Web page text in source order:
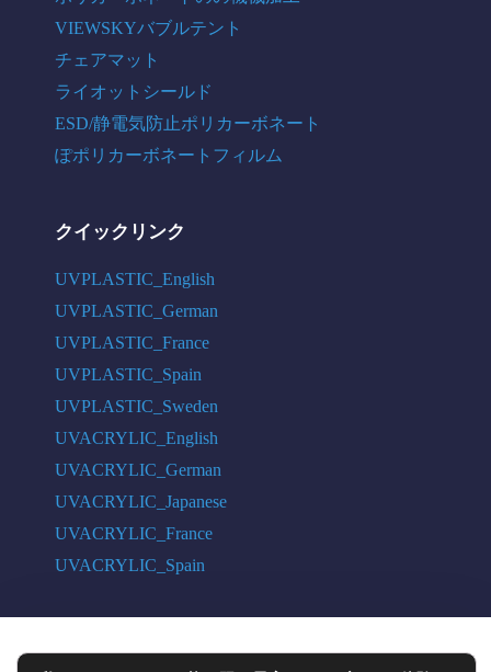
VIEWSKYバブルテント
チェアマット
ライオットシールド
ESD/静電気防止ポリカーボネート
ぽポリカーボネートフィルム
クイックリンク
UVPLASTIC_English
UVPLASTIC_German
UVPLASTIC_France
UVPLASTIC_Spain
UVPLASTIC_Sweden
UVACRYLIC_English
UVACRYLIC_German
UVACRYLIC_Japanese
UVACRYLIC_France
UVACRYLIC_Spain